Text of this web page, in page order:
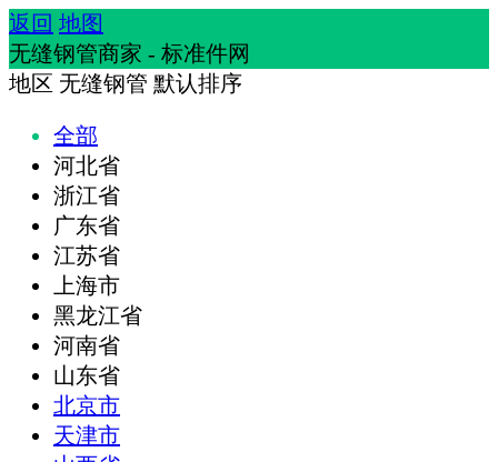
返回 地图
无缝钢管商家 - 标准件网
地区 无缝钢管 默认排序
全部
河北省
浙江省
广东省
江苏省
上海市
黑龙江省
河南省
山东省
北京市
天津市